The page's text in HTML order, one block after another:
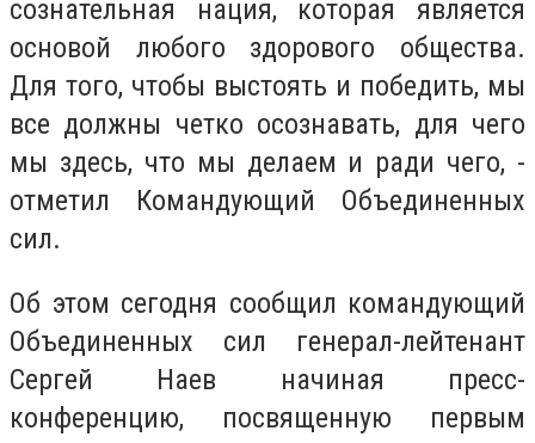
сознательная нация, которая является
основой любого здорового общества.
Для того, чтобы выстоять и победить, мы
все должны четко осознавать, для чего
мы здесь, что мы делаем и ради чего, -
отметил Командующий Объединенных
сил.
Об этом сегодня сообщил командующий
Объединенных сил генерал-лейтенант
Сергей Наев начиная пресс-
конференцию, посвященную первым